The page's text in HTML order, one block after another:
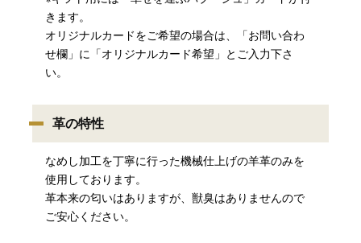
きます。
オリジナルカードをご希望の場合は、「お問い合わ
せ欄」に「オリジナルカード希望」とご入力下さ
い。
革の特性
なめし加工を丁寧に行った機械仕上げの羊革のみを
使用しております。
革本来の匂いはありますが、獣臭はありませんので
ご安心ください。